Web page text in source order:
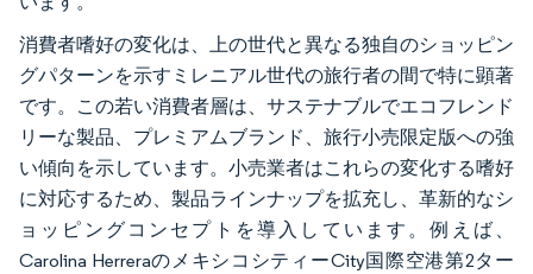
消費者嗜好の変化は、上の世代と異なる独自のショッピン
グパターンを示すミレニアル世代の旅行者の間で特に顕著
です。この若い消費者層は、サステナブルでエコフレンド
リーな製品、プレミアムブランド、旅行小売限定版への強
い傾向を示しています。小売業者はこれらの変化する嗜好
に対応するため、製品ラインナップを拡充し、革新的なシ
ョッピングコンセプトを導入しています。例えば、
Carolina HerreraのメキシコシティーCity国際空港第2ター